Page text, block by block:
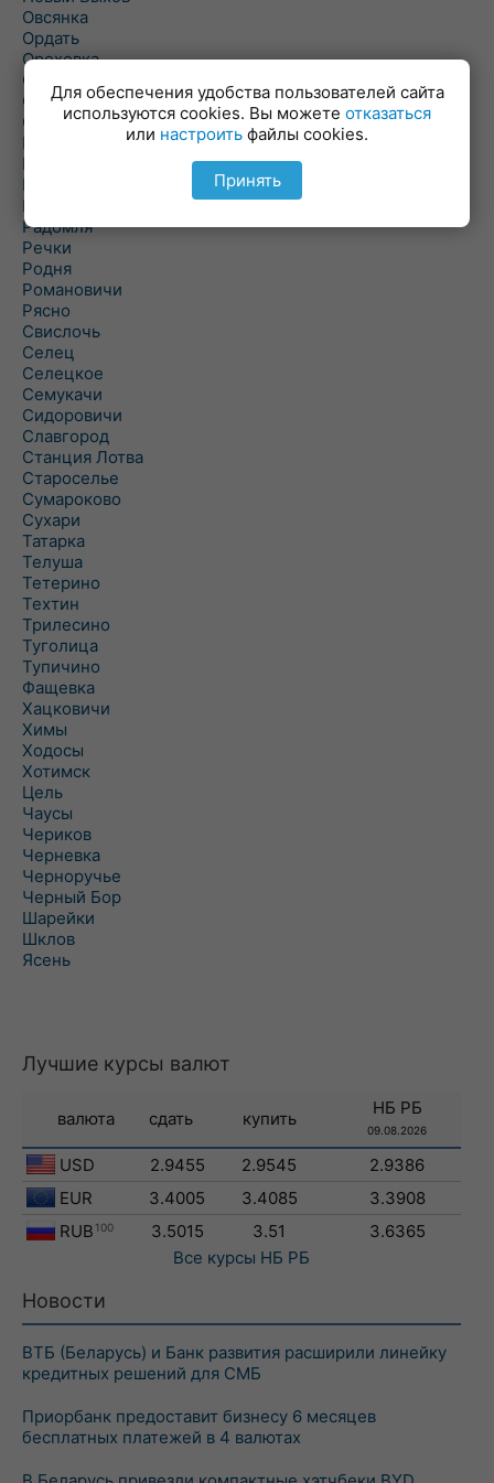
Овсянка
Ордать
Ореховка
Осиновка
Осиповичи
Осово
Павловичи
Паршино
Петуховка
Пудовня
Радомля
Речки
Родня
Романовичи
Рясно
Свислочь
Селец
Селецкое
Семукачи
Сидоровичи
Славгород
Станция Лотва
Староселье
Сумароково
Сухари
Татарка
Телуша
Тетерино
Техтин
Трилесино
Туголица
Тупичино
Фащевка
Хацковичи
Химы
Ходосы
Хотимск
Цель
Чаусы
Чериков
Черневка
Черноручье
Черный Бор
Шарейки
Шклов
Ясень
Лучшие курсы валют
валюта сдать купить
НБ РБ
09.08.2026
USD 2.9455 2.9545
2.9386
EUR
3.4005 3.4085
3.3908
RUB 100 3.5015 3.51
3.6365
Все курсы НБ РБ
Новости
ВТБ (Беларусь) и Банк развития расширили линейку
кредитных решений для СМБ
Приорбанк предоставит бизнесу 6 месяцев
бесплатных платежей в 4 валютах
Для обеспечения удобства пользователей сайта
используются cookies. Вы можете отказаться
или настроить файлы cookies.
Принять